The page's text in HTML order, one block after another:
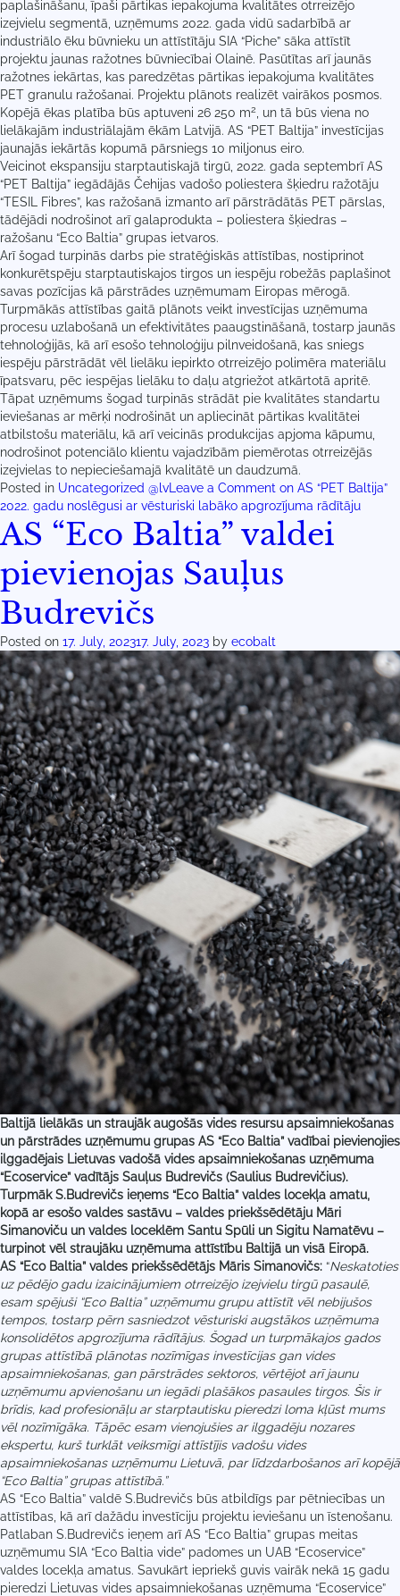
paplašināšanu, īpaši pārtikas iepakojuma kvalitātes otrreizējo
izejvielu segmentā, uzņēmums 2022. gada vidū sadarbībā ar
industriālo ēku būvnieku un attīstītāju SIA “Piche” sāka attīstīt
projektu jaunas ražotnes būvniecībai Olainē. Pasūtītas arī jaunās
ražotnes iekārtas, kas paredzētas pārtikas iepakojuma kvalitātes
PET granulu ražošanai. Projektu plānots realizēt vairākos posmos.
Kopējā ēkas platība būs aptuveni 26 250 m2
, un tā būs viena no
lielākajām industriālajām ēkām Latvijā. AS “PET Baltija” investīcijas
jaunajās iekārtās kopumā pārsniegs 10 miljonus eiro.
Veicinot ekspansiju starptautiskajā tirgū, 2022. gada septembrī AS
“PET Baltija” iegādājās Čehijas vadošo poliestera šķiedru ražotāju
“TESIL Fibres”, kas ražošanā izmanto arī pārstrādātās PET pārslas,
tādējādi nodrošinot arī galaprodukta – poliestera šķiedras –
ražošanu “Eco Baltia” grupas ietvaros.
Arī šogad turpinās darbs pie stratēģiskās attīstības, nostiprinot
konkurētspēju starptautiskajos tirgos un iespēju robežās paplašinot
savas pozīcijas kā pārstrādes uzņēmumam Eiropas mērogā.
Turpmākās attīstības gaitā plānots veikt investīcijas uzņēmuma
procesu uzlabošanā un efektivitātes paaugstināšanā, tostarp jaunās
tehnoloģijās, kā arī esošo tehnoloģiju pilnveidošanā, kas sniegs
iespēju pārstrādāt vēl lielāku iepirkto otrreizējo polimēra materiālu
īpatsvaru, pēc iespējas lielāku to daļu atgriežot atkārtotā apritē.
Tāpat uzņēmums šogad turpinās strādāt pie kvalitātes standartu
ieviešanas ar mērķi nodrošināt un apliecināt pārtikas kvalitātei
atbilstošu materiālu, kā arī veicinās produkcijas apjoma kāpumu,
nodrošinot potenciālo klientu vajadzībām piemērotas otrreizējās
izejvielas to nepieciešamajā kvalitātē un daudzumā.
Posted in Uncategorized @lv Leave a Comment on AS “PET Baltija”
2022. gadu noslēgusi ar vēsturiski labāko apgrozījuma rādītāju
AS “Eco Baltia” valdei
pievienojas Sauļus
Budrevičs
Posted on 17. July, 202317. July, 2023 by ecobalt
Baltijā lielākās un straujāk augošās vides resursu apsaimniekošanas
un pārstrādes uzņēmumu grupas AS “Eco Baltia” vadībai pievienojies
ilggadējais Lietuvas vadošā vides apsaimniekošanas uzņēmuma
“Ecoservice” vadītājs Sauļus Budrevičs (Saulius Budrevičius).
Turpmāk S.Budrevičs ieņems “Eco Baltia” valdes locekļa amatu,
kopā ar esošo valdes sastāvu – valdes priekšsēdētāju Māri
Simanoviču un valdes loceklēm Santu Spūli un Sigitu Namatēvu –
turpinot vēl straujāku uzņēmuma attīstību Baltijā un visā Eiropā.
AS “Eco Baltia” valdes priekšsēdētājs Māris Simanovičs: “Neskatoties
uz pēdējo gadu izaicinājumiem otrreizējo izejvielu tirgū pasaulē,
esam spējuši “Eco Baltia” uzņēmumu grupu attīstīt vēl nebijušos
tempos, tostarp pērn sasniedzot vēsturiski augstākos uzņēmuma
konsolidētos apgrozījuma rādītājus. Šogad un turpmākajos gados
grupas attīstībā plānotas nozīmīgas investīcijas gan vides
apsaimniekošanas, gan pārstrādes sektoros, vērtējot arī jaunu
uzņēmumu apvienošanu un iegādi plašākos pasaules tirgos. Šis ir
brīdis, kad profesionāļu ar starptautisku pieredzi loma kļūst mums
vēl nozīmīgāka. Tāpēc esam vienojušies ar ilggadēju nozares
ekspertu, kurš turklāt veiksmīgi attīstījis vadošu vides
apsaimniekošanas uzņēmumu Lietuvā, par līdzdarbošanos arī kopējā
“Eco Baltia” grupas attīstībā.”
AS “Eco Baltia” valdē S.Budrevičs būs atbildīgs par pētniecības un
attīstības, kā arī dažādu investīciju projektu ieviešanu un īstenošanu.
Patlaban S.Budrevičs ieņem arī AS “Eco Baltia” grupas meitas
uzņēmumu SIA “Eco Baltia vide” padomes un UAB “Ecoservice”
valdes locekļa amatus. Savukārt iepriekš guvis vairāk nekā 15 gadu
pieredzi Lietuvas vides apsaimniekošanas uzņēmuma “Ecoservice”